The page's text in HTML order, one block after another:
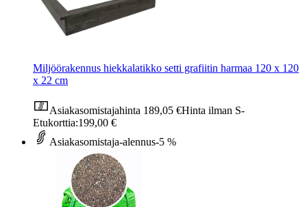
Miljöörakennus hiekkalatikko setti grafiitin harmaa 120 x 120
x 22 cm
Asiakasomistajahinta 189,05 €Hinta ilman S-
Etukorttia:199,00 €
Asiakasomistaja-alennus-5 %